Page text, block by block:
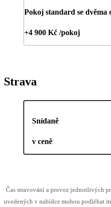
Pokoj standard se dvěma
+4 900 Kč /pokoj
Strava
Snídaně
v ceně
Čas stravování a provoz jednotlivých
uvedených v nabídce mohou podléhat